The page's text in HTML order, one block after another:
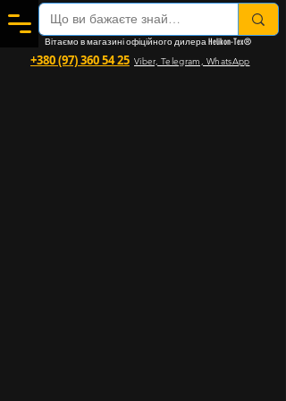
+380 (97) 360 54 25
Вітаємо в магазині офіційного дилера Helikon-Tex®
Viber, Telegram, WhatsApp